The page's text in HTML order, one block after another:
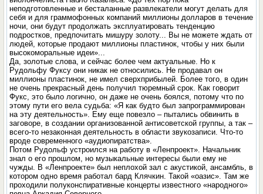
неподготовленные и бесталанные развлекатели могут делать для
себя и для граммофонных компаний миллионы долларов в течение
ночи, они будут продолжать эксплуатировать тенденцию
подростков, предпочитать мишуру золоту... Вы не можете ждать от
людей, которые продают миллионы пластинок, чтобы у них были
высокоморальные идеи»...
Да, золотые слова, и сейчас более чем актуальные. Но к
Рудольфу Фуксу они никак не относились. Не продавал он
миллионы пластинок, не имел сверхприбылей. Более того, в один
не очень прекрасный день получил тюремный срок. Как говорит
Фукс, это было логично, он даже не очень боялся, потому что по
этому пути его вела судьба: «Я как будто был запрограммирован
на эту деятельность». Ему еще повезло – пытались обвинить в
заговоре, в создании организованной антисоветской группы, а так –
всего-то незаконная деятельность в области звукозаписи. Что-то
вроде современного «аудиопиратства».
Потом Рудольф устроился на работу в «Ленпроект». Начальник
знал о его прошлом, но музыкальные интересы были ему не
чужды. В «Ленпроекте» был неплохой зал с акустикой, ансамбль, в
котором одно время работал бард Клячкин. Такой «оазис». Там же
проходили полуконспиративные концерты известного «народного»